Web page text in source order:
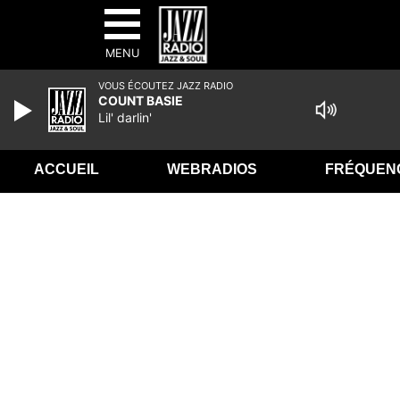
MENU
ACCUEIL WEBRADIOS
VOUS ÉCOUTEZ JAZZ RADIO
COUNT BASIE
Lil' darlin'